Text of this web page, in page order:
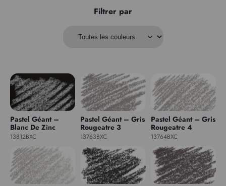
Filtrer par
Pastel Géant –
Blanc De Zinc
13812BXC
Pastel Géant – Gris
Rougeatre 3
13763BXC
Pastel Géant – Gris
Rougeatre 4
13764BXC